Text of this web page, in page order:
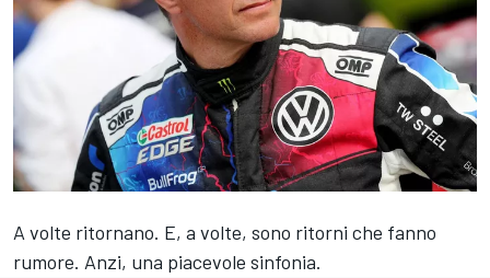
A volte ritornano. E, a volte, sono ritorni che fanno
rumore. Anzi, una piacevole sinfonia.